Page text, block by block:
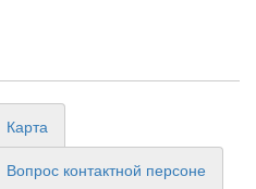
Карта
Вопрос контактной персоне